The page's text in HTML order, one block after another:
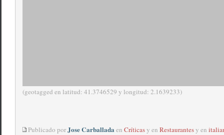
(geotagged en latitud: 41.3746529 y longitud: 2.1639233)
Publicado porJose Carballadaen Críticasy en Restaurantesy en